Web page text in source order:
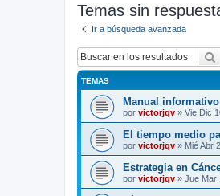
Temas sin
Ir a búsqueda avanzada
TEMAS
Manual
por victorjqv » Vie Dic
El tiempo medio
por victorjqv » Mié Abr
Estrategia en
por victorjqv » Jue Mar